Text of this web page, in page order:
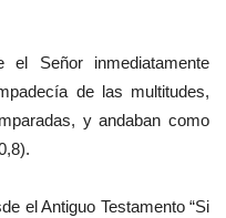
Señor inmediatamente
de las multitudes,
y andaban como
el Antiguo Testamento “Si